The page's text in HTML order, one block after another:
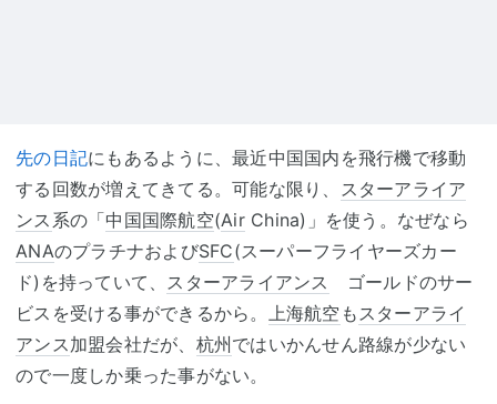
先の日記にもあるように、最近中国国内を飛行機で移動
する回数が増えてきてる。可能な限り、 スターアライア
ンス 系の「中国国際航空(AirChina)」を使う。なぜなら
ANAのプラチナおよびSFC(スーパーフライヤーズカー
ド)を持っていて、 スターアライアンス
ゴールドのサー
ビスを受ける事ができるから。 上海航空 もスターアライ
アンス加盟会社だが、 杭州 ではいかんせん路線が少ない
ので一度しか乗った事がない。